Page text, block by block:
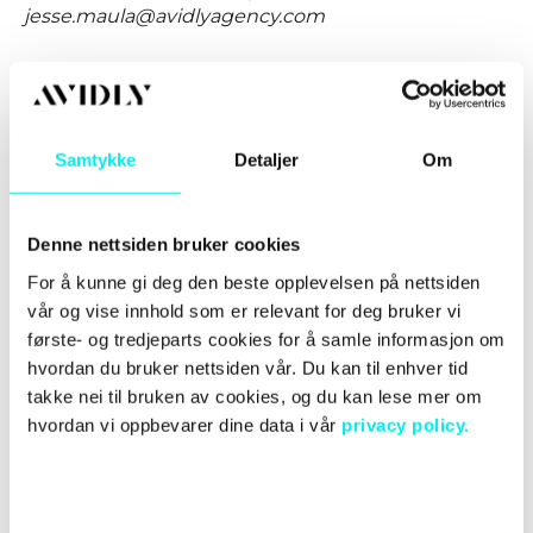
Samtykke Detaljer Om
Denne nettsiden bruker cookies
For å kunne gi deg den beste opplevelsen på nettsiden
vår og vise innhold som er relevant for deg bruker vi
første- og tredjeparts cookies for å samle informasjon om
hvordan du bruker nettsiden vår. Du kan til enhver tid
takke nei til bruken av cookies, og du kan lese mer om
hvordan vi oppbevarer dine data i vår privacy policy.
jesse.maula@avidlyagency.com
RELATERTE INNLEGG